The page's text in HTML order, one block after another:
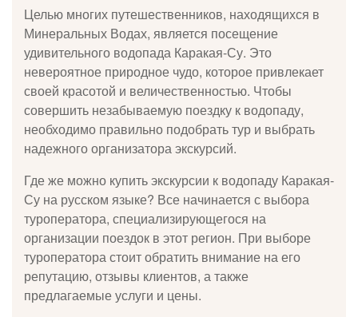
Целью многих путешественников, находящихся в
Минеральных Водах, является посещение
удивительного водопада Каракая-Су. Это
невероятное природное чудо, которое привлекает
своей красотой и величественностью. Чтобы
совершить незабываемую поездку к водопаду,
необходимо правильно подобрать тур и выбрать
надежного организатора экскурсий.
Где же можно купить экскурсии к водопаду Каракая-
Су на русском языке? Все начинается с выбора
туроператора, специализирующегося на
организации поездок в этот регион. При выборе
туроператора стоит обратить внимание на его
репутацию, отзывы клиентов, а также
предлагаемые услуги и цены.